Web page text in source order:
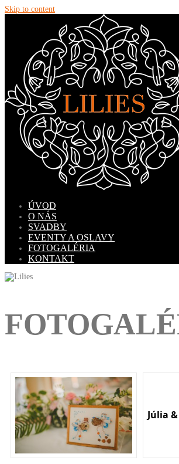
Skip to content
ÚVOD
O NÁS
SVADBY
EVENTY A OSLAVY
FOTOGALÉRIA
KONTAKT
Júlia